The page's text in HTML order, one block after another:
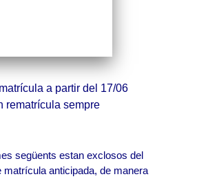
a partir del 17/06
rematrícula sempre
següents estan exclosos del
matrícula anticipada, de manera